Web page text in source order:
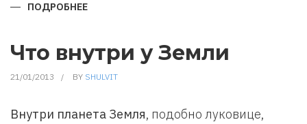
ПОДРОБНЕЕ
10
4
10»
В
Что внутри у Земли
21/01/2013 BY SHULVIT
Внутри планета Земля, подобно луковице,